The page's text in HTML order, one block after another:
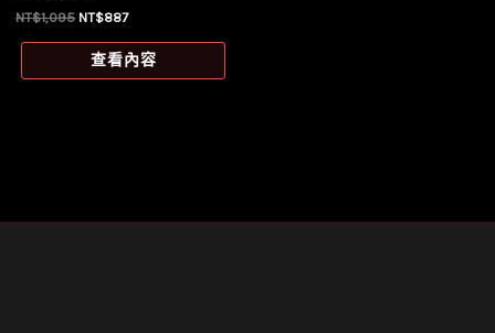
NT$1,095 原
價
格：
NT$887目
價
格：
查看內容